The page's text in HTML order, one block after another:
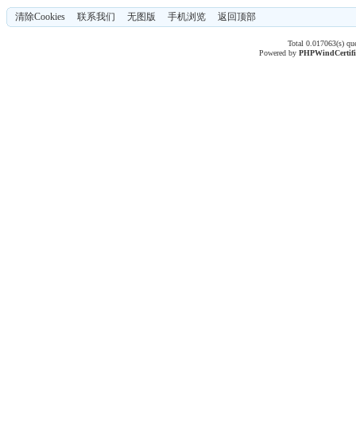
清除Cookies 联系我们 无图版 手机浏览 返回顶部
Total 0.017063(s)
Powered byPHPWind